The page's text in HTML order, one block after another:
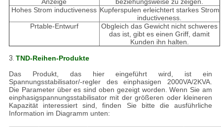
Anzeige
beziehungsweise zu zeigen.
Hohes Strom inductiveness Kupferspulen erleichtert starkes Strom
inductiveness.
Prtable-Entwurf
Obgleich das Gewicht nicht schweres
das ist, gibt es einen Griff, damit
Kunden ihn halten.
3. TND-Reihen-Produkte
Das Produkt, das hier eingeführt wird, ist ein
Spannungsstabilisator/-regler des einphasigen 2000VA/2KVA.
Die Parameter über es sind oben gezeigt worden. Wenn Sie am
einphasigspannungsstabilisator mit der größeren oder kleineren
Kapazität interessiert sind, finden Sie bitte die ausführliche
Information im Diagramm unten: